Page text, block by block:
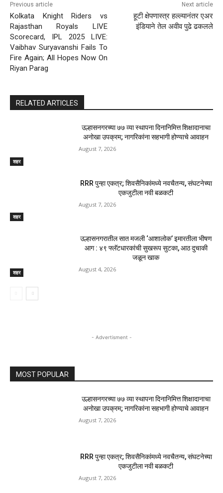
Previous article
Kolkata Knight Riders vs
Rajasthan Royals LIVE
Scorecard, IPL 2025 LIVE:
Vaibhav Suryavanshi Fails To
Fire Again; All Hopes Now On
Riyan Parag
Next article
हूटी क्षेपणास्त्र हल्ल्यानंतर एअर
इंडियाने तेल अवीव पुढे ढकलले
RELATED ARTICLES
शहर
उल्हासनगरच्या ७७ व्या स्थापना दिनानिमित्त शिक्षादानाचा
अनोखा उपक्रम; नागरिकांना सहभागी होण्याचे आवाहन
August 7, 2026
शहर
RRR पुन्हा एकत्र; शिवसैनिकांमध्ये नवचैतन्य, संघटनेच्या
एकजुटीला नवी बळकटी
August 7, 2026
शहर
उल्हासनगरातील सात मजली ‘आशालोक’ इमारतीला भीषण
आग : ४९ फ्लॅटधारकांची सुखरूप सुटका, आठ दुचाकी
जळून खाक
August 4, 2026
- Advertisment -
MOST POPULAR
उल्हासनगरच्या ७७ व्या स्थापना दिनानिमित्त शिक्षादानाचा
अनोखा उपक्रम; नागरिकांना सहभागी होण्याचे आवाहन
August 7, 2026
RRR पुन्हा एकत्र; शिवसैनिकांमध्ये नवचैतन्य, संघटनेच्या
एकजुटीला नवी बळकटी
August 7, 2026